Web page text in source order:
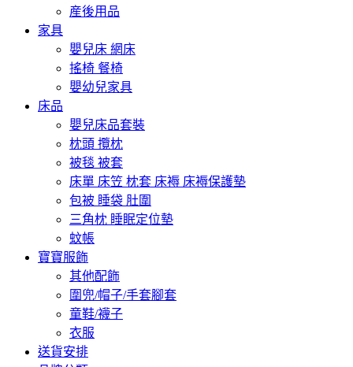
産後用品
家具
嬰兒床 網床
搖椅 餐椅
嬰幼兒家具
床品
嬰兒床品套裝
枕頭 攬枕
被毯 被套
床單 床笠 枕套 床褥 床褥保護墊
包被 睡袋 肚圍
三角枕 睡眠定位墊
蚊帳
寶寶服飾
其他配飾
圍兜/帽子/手套腳套
童鞋/襪子
衣服
送貨安排